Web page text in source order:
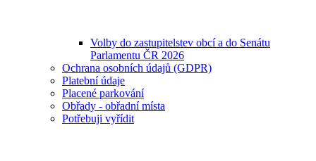
Volby do zastupitelstev obcí a do Senátu
Parlamentu ČR 2026
Ochrana osobních údajů (GDPR)
Platební údaje
Placené parkování
Obřady - obřadní místa
Potřebuji vyřídit